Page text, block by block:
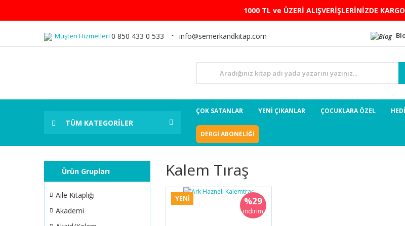
1000 TL ve ÜZERİ ALIŞVERİŞLERİNİZDE
Müşteri Hizmetleri 0 850 433 0 533 info@semerkandkitap.com
TÜM KATEGORİLER
ÇOK SATANLAR YENİ ÇIKANLAR ÇOCUKLARA ÖZEL
DERGİ ABONELİĞİ
Ürün Grupları
Aile Kitaplığı
Akademi
Kalem Tıraş
YENİ %29
indirim